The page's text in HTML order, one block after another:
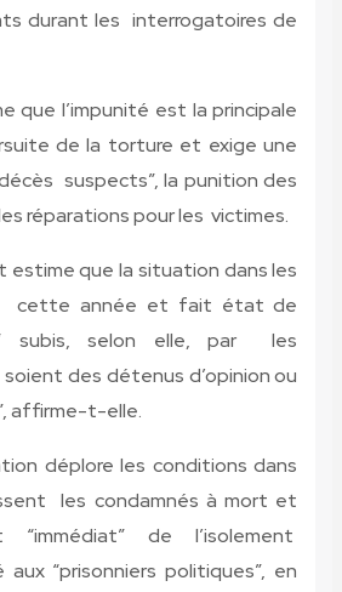
durant les interrogatoires de
l’impunité est la principale
de la torture et exige une
suspects”, la punition des
réparations pour les victimes.
que la situation dans les
cette année et fait état de
subis, selon elle, par les
soient des détenus d’opinion ou
affirme-t-elle.
déplore les conditions dans
les condamnés à mort et
“immédiat” de l’isolement
aux “prisonniers politiques”, en